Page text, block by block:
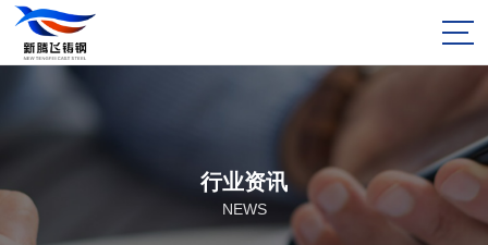
行业资讯
NEWS